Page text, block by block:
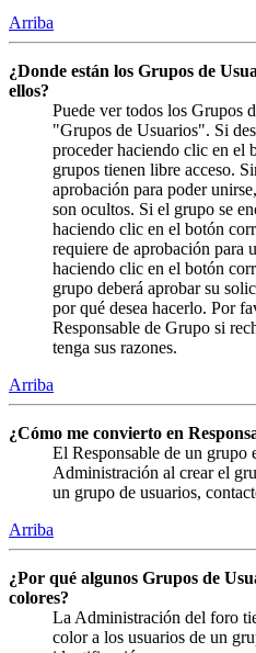
Arriba
¿Donde están los Grupos de
ellos?
Puede ver todos los Grupos
"Grupos de Usuarios". Si
proceder haciendo clic en el
grupos tienen libre acceso.
aprobación para poder
son ocultos. Si el grupo se
haciendo clic en el botón
requiere de aprobación para
haciendo clic en el botón
grupo deberá aprobar su
por qué desea hacerlo. Por
Responsable de Grupo si
tenga sus razones.
Arriba
¿Cómo me convierto en
El Responsable de un grupo
Administración al crear el
un grupo de usuarios,
Arriba
¿Por qué algunos Grupos de
colores?
La Administración del foro
color a los usuarios de un